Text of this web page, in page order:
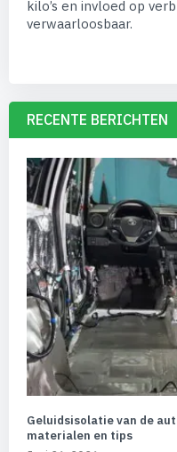
kilo’s en invloed op
verwaarloosbaar.
RECENTE BERICHTEN
Geluidsisolatie van de
materialen en tips